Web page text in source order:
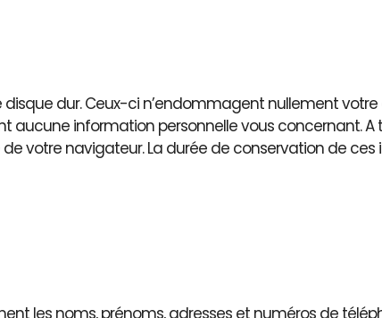
dur. Ceux-ci n’endommagent nullement
aucune information personnelle vous concernant.
votre navigateur. La durée de conservation de
les noms, prénoms, adresses et numéros de